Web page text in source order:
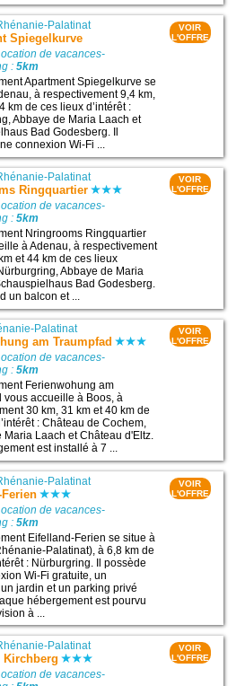
Palatinat
Spiegelkurve
de vacances-
:5km
Apartment Spiegelkurve se
à respectivement 9,4 km,
km de ces lieux d’intérêt :
Abbaye de Maria Laach et
Bad Godesberg. Il
connexion Wi-Fi ...
VOIR
L'OFFRE
Palatinat
Ringquartier
de vacances-
:5km
Nringrooms Ringquartier
à Adenau, à respectivement
et 44 km de ces lieux
Abbaye de Maria
Bad Godesberg.
un balcon et ...
VOIR
L'OFFRE
Palatinat
am Traumpfad
de vacances-
:5km
Ferienwohung am
vous accueille à Boos, à
30 km, 31 km et 40 km de
: Château de Cochem,
Maria Laach et Château d'Eltz.
est installé à 7 ...
VOIR
L'OFFRE
Palatinat
de vacances-
:5km
Eifelland-Ferien se situe à
Palatinat), à 6,8 km de
: Nürburgring. Il possède
Wi-Fi gratuite, un
jardin et un parking privé
hébergement est pourvu
à ...
VOIR
L'OFFRE
Palatinat
Kirchberg
de vacances-
VOIR
L'OFFRE